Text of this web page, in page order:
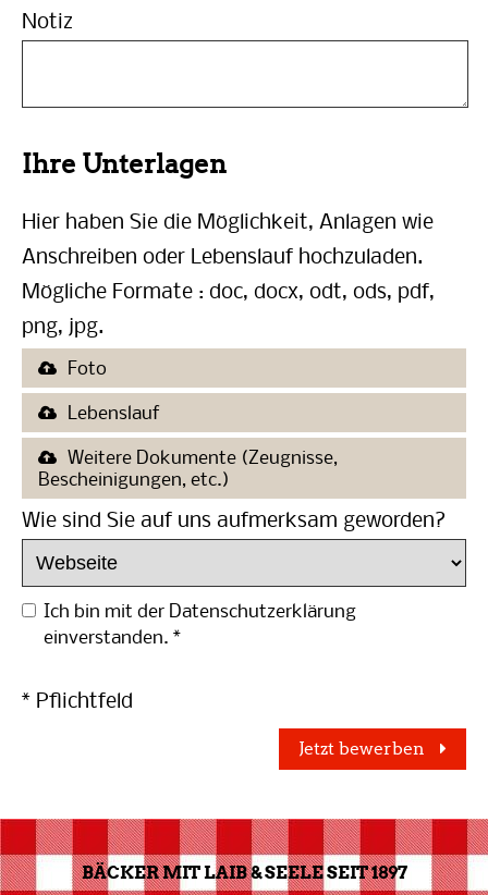
Notiz
Ihre Unterlagen
Hier haben Sie die Möglichkeit, Anlagen wie
Anschreiben oder Lebenslauf hochzuladen.
Mögliche Formate : doc, docx, odt, ods, pdf,
png, jpg.
Foto
Lebenslauf
Weitere Dokumente (Zeugnisse,
Bescheinigungen, etc.)
Wie sind Sie auf uns aufmerksam geworden?
Ich bin mit der Datenschutzerklärung
einverstanden. *
* Pflichtfeld
Jetzt bewerben
BÄCKER MIT LAIB & SEELE SEIT 1897